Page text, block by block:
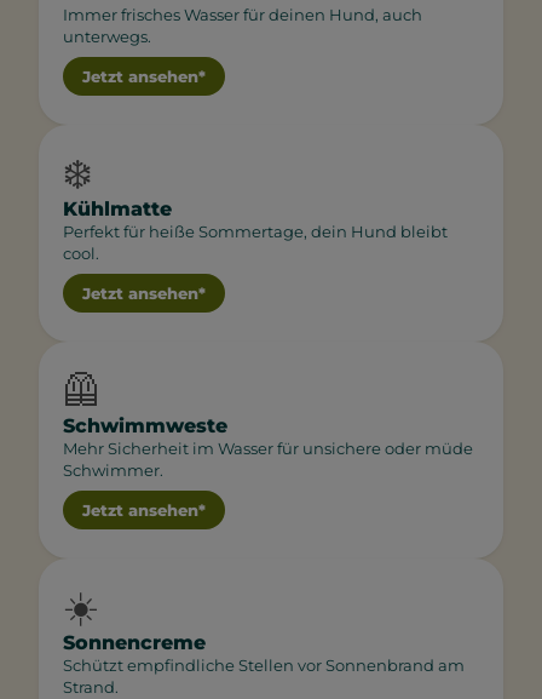
Immer frisches Wasser für deinen Hund, auch
unterwegs.
Jetzt ansehen*
❄️
Kühlmatte
Perfekt für heiße Sommertage, dein Hund bleibt
cool.
Jetzt ansehen*
🦺
Schwimmweste
Mehr Sicherheit im Wasser für unsichere oder müde
Schwimmer.
Jetzt ansehen*
☀️
Sonnencreme
Schützt empfindliche Stellen vor Sonnenbrand am
Strand.